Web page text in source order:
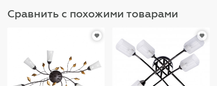
Сравнить с похожими товарами